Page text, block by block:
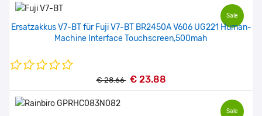
Sale
Ersatzakkus V7-BT für Fuji V7-BT BR2450A V606 UG221 Human-
Machine Interface Touchscreen,500mah
€ 28.66 € 23.88
Sale